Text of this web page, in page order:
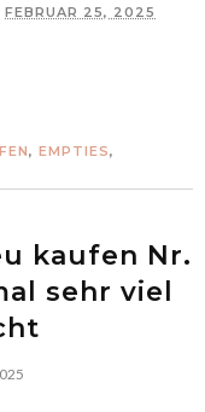
FEBRUAR 25, 2025
, EMPTIES,
kaufen Nr.
sehr viel